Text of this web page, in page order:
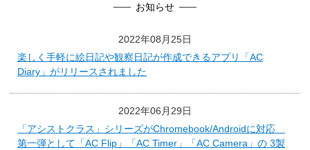
お知らせ
2022年08月25日
楽しく手軽に絵日記や観察日記が作成できるアプリ「AC
Diary」がリリースされました
2022年06月29日
「アシストクラス」シリーズがChromebook/Androidに対応
第一弾として「AC Flip」「AC Timer」「AC Camera」の 3製